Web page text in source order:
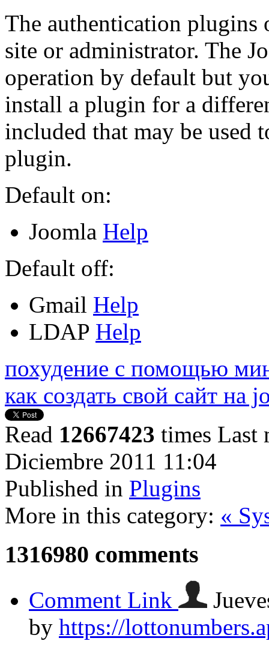
The authentication plugins
site or administrator. The
operation by default but
install a plugin for a
included that may be used
plugin.
Default on:
Joomla Help
Default off:
Gmail Help
LDAP Help
похудение с помощью
как создать свой сайт на
Read 12667423 times Last
Diciembre 2011 11:04
Published in Plugins
More in this category: «
1316980 comments
Comment Link
by https://